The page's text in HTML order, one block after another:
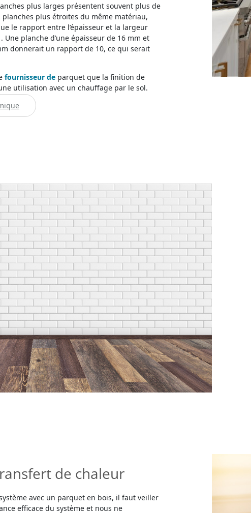
plus larges présentent souvent plus de
planches plus étroites du même matériau,
le rapport entre l’épaisseur et la largeur
Une planche d’une épaisseur de 16 mm et
donnerait un rapport de 10, ce qui serait
fournisseur deparquet que la finition de
utilisation avec un chauffage par le sol.
de chaleur
avec un parquet en bois, il faut veiller
efficace du système et nous ne